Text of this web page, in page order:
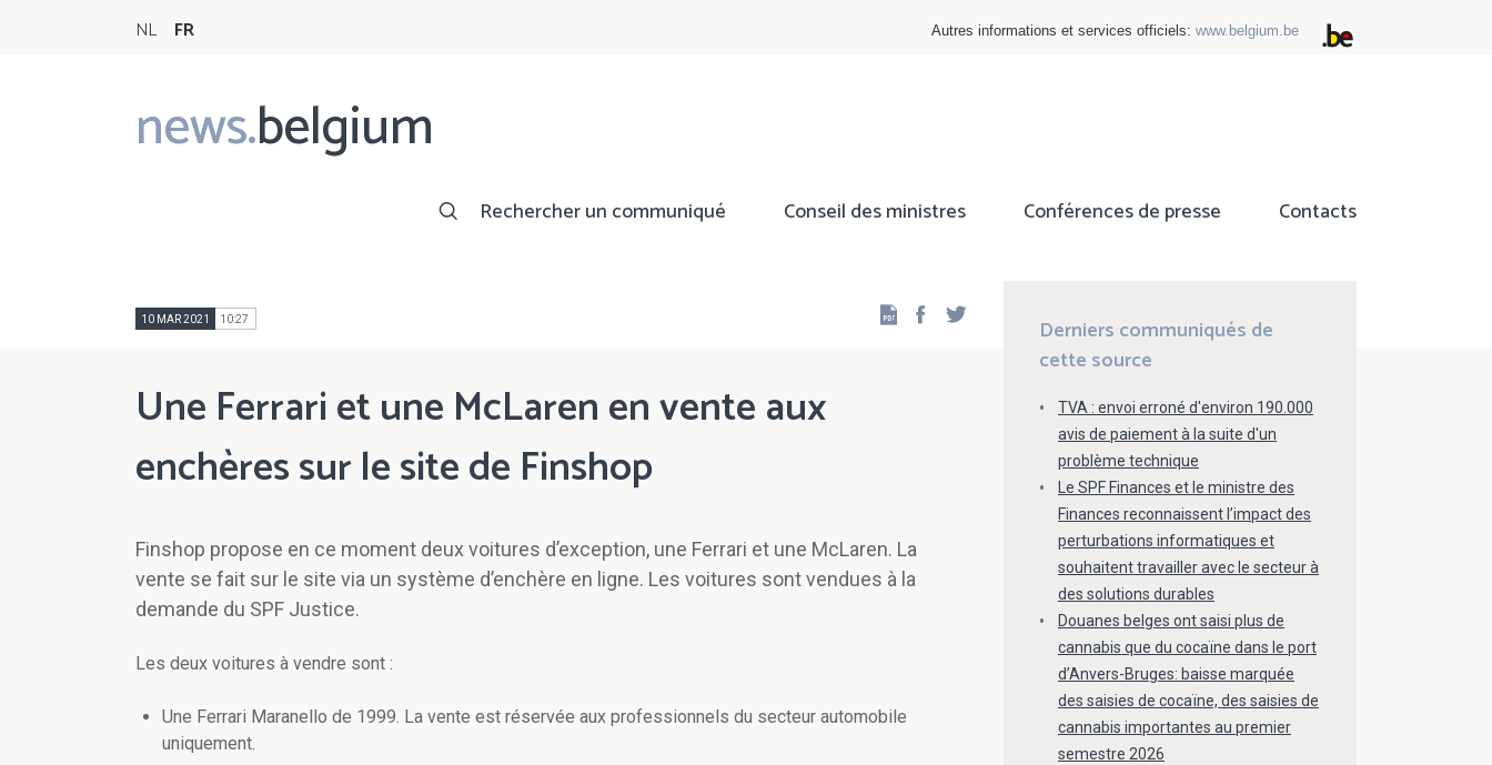
NL FR Autres informations et services officiels: www.belgium.be
news.belgium
Main
navigation
Rechercher un communiqué Conseil des ministres Conférences de presse Contacts
10 MAR 2021 10:27 Facebook
Une Ferrari et une McLaren en vente aux
enchères sur le site de Finshop
Finshop propose en ce moment deux voitures d’exception, une Ferrari et une McLaren. La
vente se fait sur le site via un système d’enchère en ligne. Les voitures sont vendues à la
demande du SPF Justice.
Les deux voitures à vendre sont :
Une Ferrari Maranello de 1999. La vente est réservée aux professionnels du secteur automobile
uniquement.
Derniers communiqués de
cette source
TVA : envoi erroné d'environ 190.000
avis de paiement à la suite d'un
problème technique
Le SPF Finances et le ministre des
Finances reconnaissent l’impact des
perturbations informatiques et
souhaitent travailler avec le secteur à
des solutions durables
Douanes belges ont saisi plus de
cannabis que du cocaïne dans le port
d’Anvers-Bruges: baisse marquée
des saisies de cocaïne, des saisies de
cannabis importantes au premier
semestre 2026